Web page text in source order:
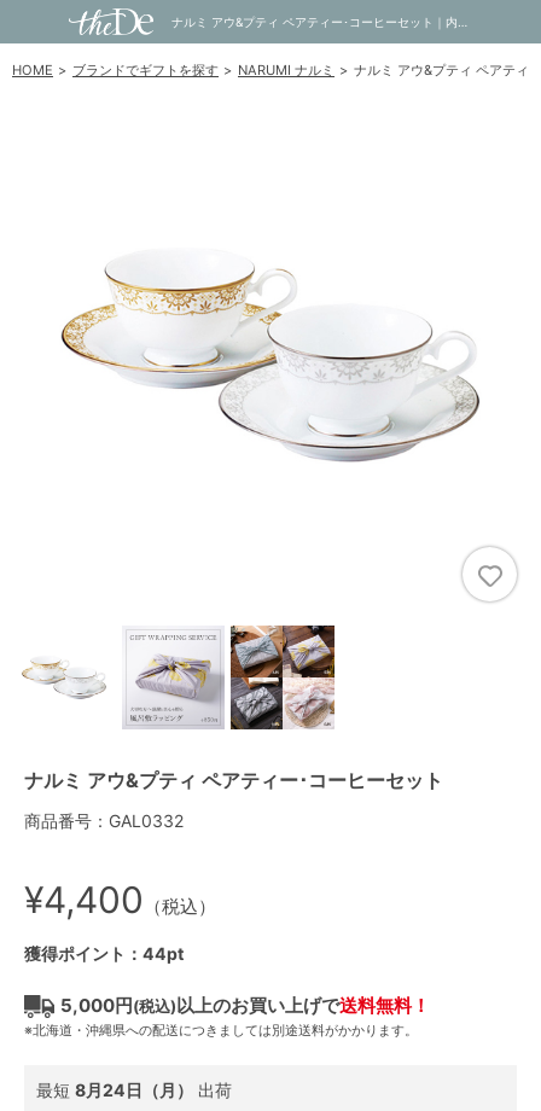
HOME ブランドでギフトを探す NARUMI ナルミ ナルミ アウ&プティ ペアティ
ナルミ アウ&プティ ペアティー･コーヒーセット
商品番号：GAL0332
¥4,400 （税込）
獲得ポイント：44pt
5,000円(税込)以上のお買い上げで送料無料！
※北海道・沖縄県への配送につきましては別途送料がかかります。
最短 8月24日（月） 出荷